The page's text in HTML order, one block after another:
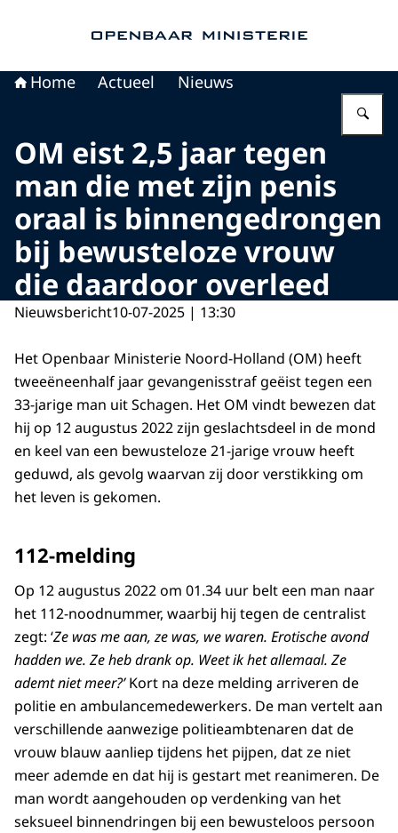
Home Actueel Nieuws
OM eist 2,5 jaar tegen
man die met zijn penis
oraal is binnengedrongen
bij bewusteloze vrouw
die daardoor overleed
Nieuwsbericht10-07-2025 | 13:30
Het Openbaar Ministerie Noord-Holland (OM) heeft
tweeëneenhalf jaar gevangenisstraf geëist tegen een
33-jarige man uit Schagen. Het OM vindt bewezen dat
hij op 12 augustus 2022 zijn geslachtsdeel in de mond
en keel van een bewusteloze 21-jarige vrouw heeft
geduwd, als gevolg waarvan zij door verstikking om
het leven is gekomen.
112-melding
Op 12 augustus 2022 om 01.34 uur belt een man naar
het 112-noodnummer, waarbij hij tegen de centralist
zegt: ‘Ze was me aan, ze was, we waren. Erotische avond
hadden we. Ze heb drank op. Weet ik het allemaal. Ze
ademt niet meer?’Kort na deze melding arriveren de
politie en ambulancemedewerkers. De man vertelt aan
verschillende aanwezige politieambtenaren dat de
vrouw blauw aanliep tijdens het pijpen, dat ze niet
meer ademde en dat hij is gestart met reanimeren. De
man wordt aangehouden op verdenking van het
seksueel binnendringen bij een bewusteloos persoon